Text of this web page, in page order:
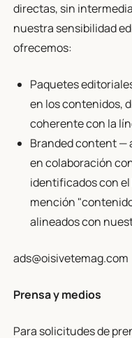
directas, sin
nuestra sensibilidad
ofrecemos:
Paquetes
en los contenidos,
coherente con la
Branded content —
en colaboración
identificados con el
mención
alineados con
ads@oisivetemag.com
Prensa y medios
Para solicitudes de